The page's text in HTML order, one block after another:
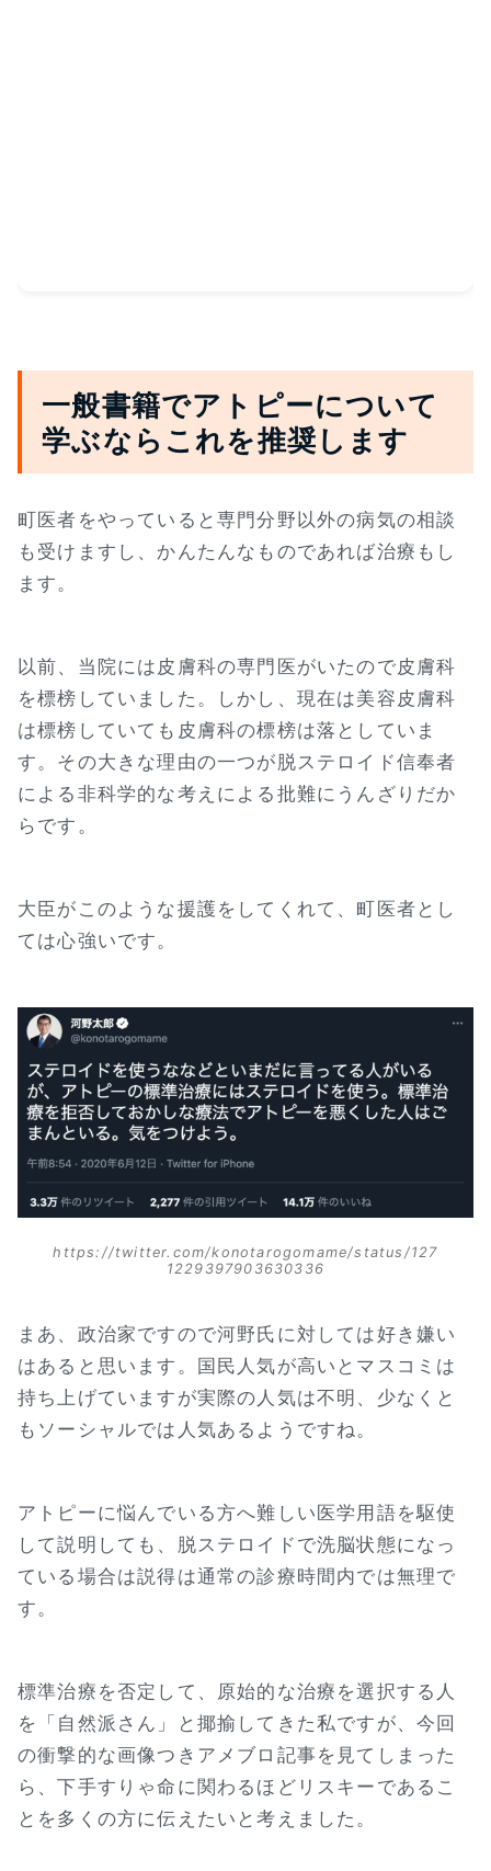
一般書籍でアトピーについて
学ぶならこれを推奨します
町医者をやっていると専門分野以外の病気の相談
も受けますし、かんたんなものであれば治療もし
ます。
以前、当院には皮膚科の専門医がいたので皮膚科
を標榜していました。しかし、現在は美容皮膚科
は標榜していても皮膚科の標榜は落としていま
す。その大きな理由の一つが脱ステロイド信奉者
による非科学的な考えによる批難にうんざりだか
らです。
大臣がこのような援護をしてくれて、町医者とし
ては心強いです。
https://twitter.com/konotarogomame/status/127
1229397903630336
まあ、政治家ですので河野氏に対しては好き嫌い
はあると思います。国民人気が高いとマスコミは
持ち上げていますが実際の人気は不明、少なくと
もソーシャルでは人気あるようですね。
アトピーに悩んでいる方へ難しい医学用語を駆使
して説明しても、脱ステロイドで洗脳状態になっ
ている場合は説得は通常の診療時間内では無理で
す。
標準治療を否定して、原始的な治療を選択する人
を「自然派さん」と揶揄してきた私ですが、今回
の衝撃的な画像つきアメブロ記事を見てしまった
ら、下手すりゃ命に関わるほどリスキーであるこ
とを多くの方に伝えたいと考えました。